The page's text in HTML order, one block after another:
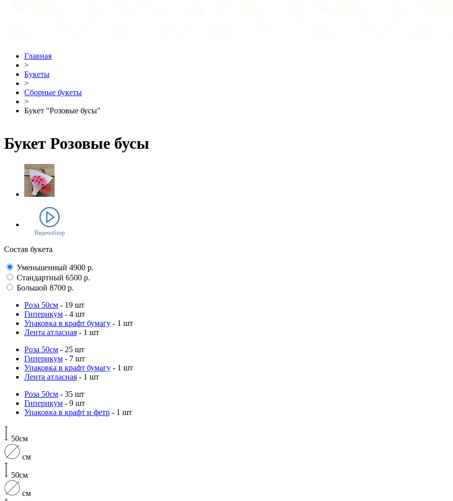
Главная
>
Букеты
>
Сборные букеты
>
Букет "Розовые бусы"
Букет Розовые бусы
Видеообзор
Состав букета
Уменьшенный 4900 р.
Стандартный 6500 р.
Большой 8700 р.
Роза 50см - 19 шт
Гиперикум - 4 шт
Упаковка в крафт бумагу - 1 шт
Лента атласная - 1 шт
Роза 50см - 25 шт
Гиперикум - 7 шт
Упаковка в крафт бумагу - 1 шт
Лента атласная - 1 шт
Роза 50см - 35 шт
Гиперикум - 9 шт
Упаковка в крафт и фетр - 1 шт
50см
см
50см
см